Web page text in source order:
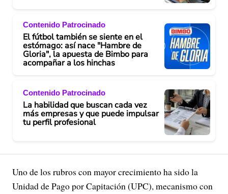
Contenido Patrocinado
El fútbol también se siente en el
estómago: así nace "Hambre de
Gloria", la apuesta de Bimbo para
acompañar a los hinchas
Contenido Patrocinado
La habilidad que buscan cada vez
más empresas y que puede impulsar
tu perfil profesional
Uno de los rubros con mayor crecimiento ha sido la
Unidad de Pago por Capitación (UPC), mecanismo con